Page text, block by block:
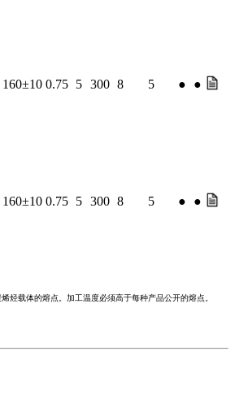
160±10 0.75 5 300 8 5 ● ●
160±10 0.75 5 300 8 5 ● ●
烃载体的熔点。加工温度必须高于每种产品公开的熔点。